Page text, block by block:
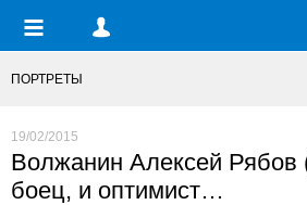
ПОРТРЕТЫ
19/02/2015
Волжанин Алексей
боец, и оптимист…